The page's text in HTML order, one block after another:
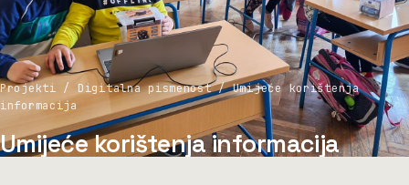
Projekti / Digitalna pismenost / Umijeće korištenja
informacija
Umijeće korištenja informacija